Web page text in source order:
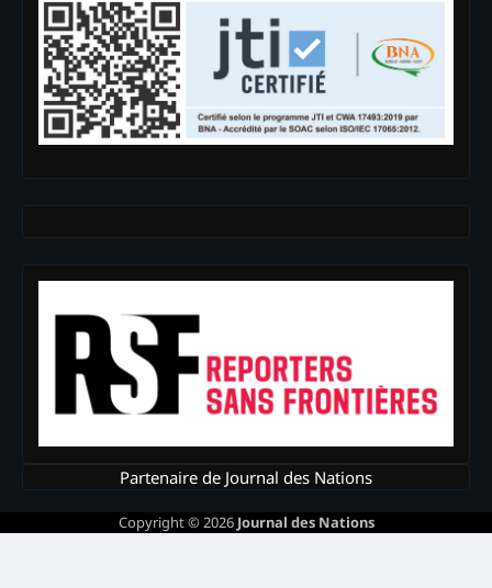
Partenaire de Journal des Nations
Copyright © 2026 Journal des Nations